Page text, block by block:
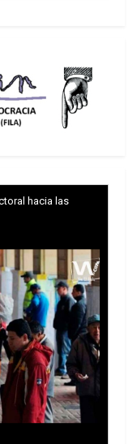
intereses de
e imposición
a la medida
de una ola de
el
de pensar
y
Estados
hacia las